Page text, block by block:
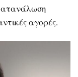
αγορές.